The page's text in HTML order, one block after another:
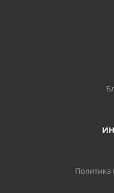
Политика